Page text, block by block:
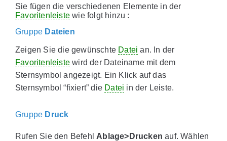
Sie fügen die verschiedenen Elemente in der
Favoritenleiste wie folgt hinzu :
Gruppe Dateien
Zeigen Sie die gewünschte Datei an. In der
Favoritenleiste wird der Dateiname mit dem
Sternsymbol angezeigt. Ein Klick auf das
Sternsymbol “fixiert” die Datei in der Leiste.
Gruppe Druck
Rufen Sie den Befehl Ablage>Drucken auf. Wählen